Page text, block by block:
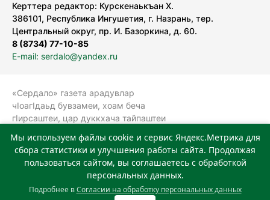
Керттера редактор: Курскенаькъан Х.
386101, Республика Ингушетия, г. Назрань, тер.
Центральный округ, пр. И. Базоркина, д. 60.
8 (8734) 77-10-85
E-mail: serdalo@yandex.ru
«Сердало» газета арадувлар
чIоагIдаьд бувзамеи, хоам беча
гIирсаштеи, цар дуккхача тайпаштеи
болхлоша (Роскомнадзор).
Реестровая запись СМИ: ЭЛ № ФС 77-
78323 от 15.05.2020 г. Учредитель:
Государственное автономное
учреждение «Издательский дом
Мы используем файлы cookie и сервис Яндекс.Метрика для
сбора статистики и улучшения работы сайта. Продолжая
пользоваться сайтом, вы соглашаетесь с обработкой
персональных данных.
Подробнее вСогласии на обработку персональных данных